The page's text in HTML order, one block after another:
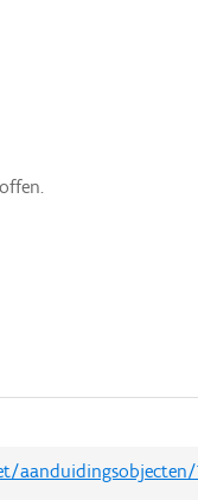
aanduidingsobjecten/